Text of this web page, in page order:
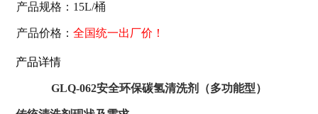
产品规格：15L/桶
产品价格： 全国统一出厂价！
产品详情
GLQ-062安全环保碳氢清洗剂（多功能型）